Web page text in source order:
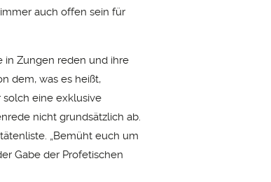
auch offen sein für
in Zungen reden und ihre
dem, was es heißt,
eine exklusive
nicht grundsätzlich ab.
„Bemüht euch um
Gabe der Profetischen